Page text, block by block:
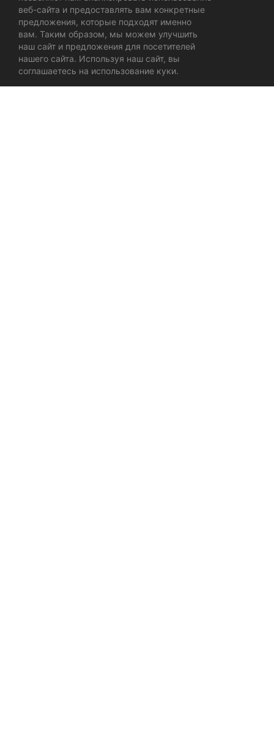
Docufilm Portal Website Design
Automax40
веб-сайта и предоставлять вам конкретные
предложения, которые подходят именно
вам. Таким образом, мы можем улучшить
наш сайт и предложения для посетителей
нашего сайта. Используя наш сайт, вы
соглашаетесь на использование куки.